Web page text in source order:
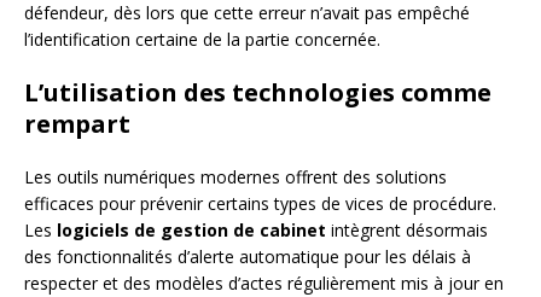
défendeur, dès lors que cette erreur n’avait pas empêché
l’identification certaine de la partie concernée.
L’utilisation des technologies comme
rempart
Les outils numériques modernes offrent des solutions
efficaces pour prévenir certains types de vices de procédure.
Les logiciels de gestion de cabinet intègrent désormais
des fonctionnalités d’alerte automatique pour les délais à
respecter et des modèles d’actes régulièrement mis à jour en